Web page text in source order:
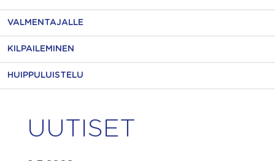
VALMENTAJALLE
KILPAILEMINEN
HUIPPULUISTELU
UUTISET